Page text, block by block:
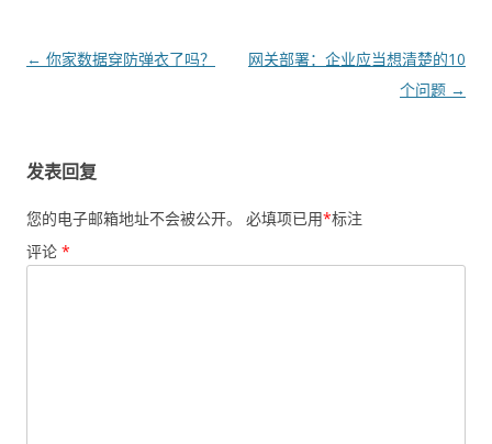
文章导航
← 你家数据穿防弹衣了吗？
网关部署：企业应当想清楚的10
个问题 →
发表回复
您的电子邮箱地址不会被公开。 必填项已用*标注
评论 *